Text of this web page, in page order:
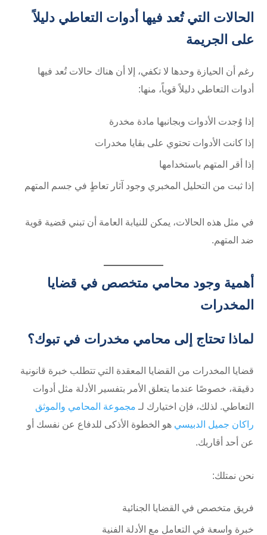
الحالات التي تُعد فيها أدوات التعاطي دليلاً
على الجريمة
رغم أن الحيازة وحدها لا تكفي، إلا أن هناك حالات تُعد فيها
أدوات التعاطي دليلاً قوياً، منها:
إذا وُجدت الأدوات وبجانبها مادة مخدرة
إذا كانت الأدوات تحتوي على بقايا مخدرات
إذا أقر المتهم باستخدامها
إذا ثبت من التحليل المخبري وجود آثار تعاطٍ في جسم المتهم
في مثل هذه الحالات، يمكن للنيابة العامة أن تبني قضية قوية
ضد المتهم.
أهمية وجود محامي متخصص في قضايا
المخدرات
لماذا تحتاج إلى محامي مخدرات في تبوك؟
قضايا المخدرات من القضايا المعقدة التي تتطلب خبرة قانونية
دقيقة، خصوصًا عندما يتعلق الأمر بتفسير الأدلة مثل أدوات
التعاطي. لذلك، فإن اختيارك لـ مجموعة المحامي والموثق
راكان جميل الدبيسي هو الخطوة الأذكى للدفاع عن نفسك أو
عن أحد أقاربك.
نحن نمتلك:
فريق متخصص في القضايا الجنائية
خبرة واسعة في التعامل مع الأدلة الفنية